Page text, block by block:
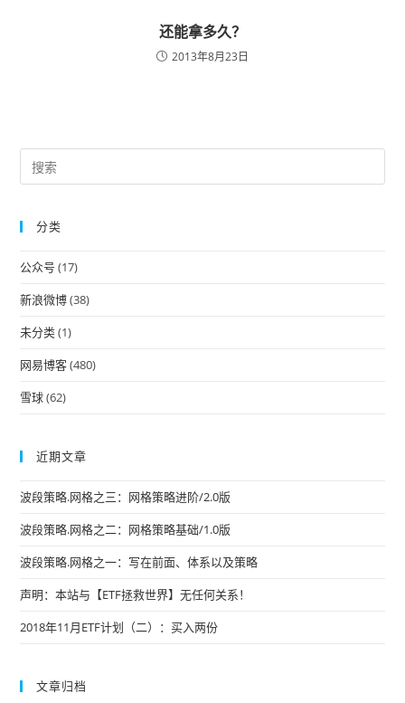
还能拿多久？
2013年8月23日
分类
公众号 (17)
新浪微博(38)
未分类(1)
网易博客(480)
雪球(62)
近期文章
波段策略.网格之三：网格策略进阶/2.0版
波段策略.网格之二：网格策略基础/1.0版
波段策略.网格之一：写在前面、体系以及策略
声明：本站与【ETF拯救世界】无任何关系！
2018年11月ETF计划（二）：买入两份
文章归档